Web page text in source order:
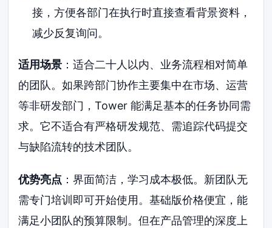
接，方便各部门在执行时直接查看背景资料，
减少反复询问。
适用场景 ：适合二十人以内、业务流程相对简单
的团队。如果跨部门协作主要集中在市场、运营
等非研发部门，Tower 能满足基本的任务协同需
求。它不适合有严格研发规范、需追踪代码提交
与缺陷流转的技术团队。
优势亮点 ：界面简洁，学习成本极低。新团队无
需专门培训即可开始使用。基础版价格便宜，能
满足小团队的预算限制。但在产品管理的深度上